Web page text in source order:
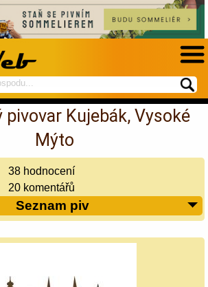
Kujebák, Vysoké
Mýto
38 hodnocení
20 komentářů
Seznam piv